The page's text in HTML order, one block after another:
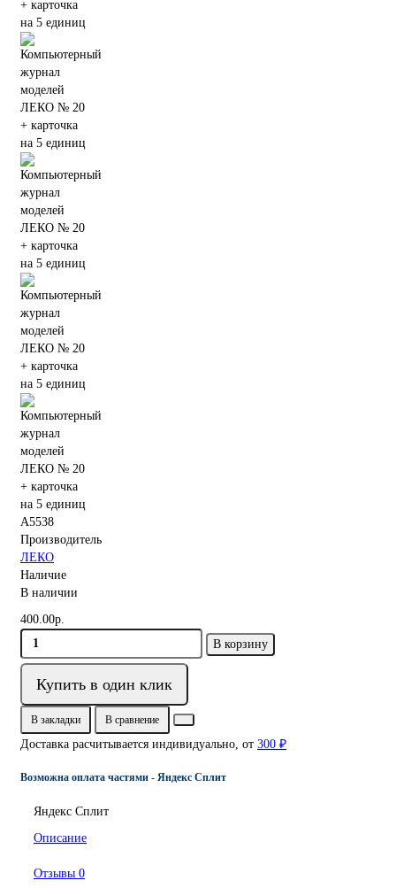
A5538
Производитель
ЛЕКО
Наличие
В наличии
400.00р.
В корзину
Купить в один клик
В закладки В сравнение
Доставка расчитывается индивидуально, от 300 ₽
Возможна оплата частями - Яндекс Сплит
Яндекс Сплит
Описание
Отзывы 0